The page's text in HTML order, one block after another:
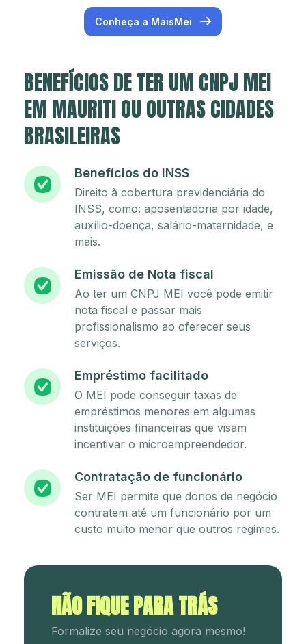
Conheça a MaisMei
BENEFÍCIOS DE TER UM CNPJ MEI
EM MAURITI OU OUTRAS CIDADES
BRASILEIRAS
Benefícios do INSS
Direito à cobertura previdenciária do
INSS, como: aposentadoria por idade,
auxílio-doença, salário-maternidade, e
mais.
Emissão de Nota fiscal
Ao ter um CNPJ MEI você pode emitir
nota fiscal e passar mais
profissionalismo ao oferecer seus
serviços.
Empréstimo facilitado
O MEI pode conseguir taxas de
empréstimos menores em algumas
instituições financeiras que visam
incentivar o microempreendedor.
Contratação de funcionário
Ser MEI permite que donos de negócio
contratem até um funcionário por um
custo muito menor que outros regimes.
NÃO FIQUE PARA TRÁS
Formalize seu negócio agora mesmo!